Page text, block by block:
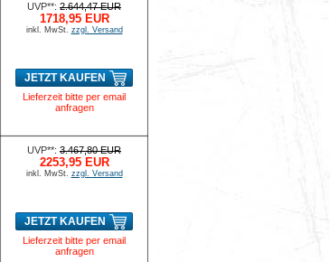
UVP**: 2.644,47 EUR
1718,95 EUR
inkl. MwSt. zzgl. Versand
JETZT KAUFEN
Lieferzeit bitte per email
anfragen
UVP**: 3.467,80 EUR
2253,95 EUR
inkl. MwSt. zzgl. Versand
JETZT KAUFEN
Lieferzeit bitte per email
anfragen